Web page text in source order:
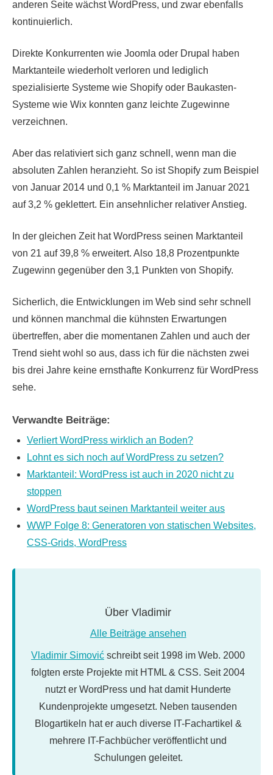
anderen Seite wächst WordPress, und zwar ebenfalls
kontinuierlich.
Direkte Konkurrenten wie Joomla oder Drupal haben
Marktanteile wiederholt verloren und lediglich
spezialisierte Systeme wie Shopify oder Baukasten-
Systeme wie Wix konnten ganz leichte Zugewinne
verzeichnen.
Aber das relativiert sich ganz schnell, wenn man die
absoluten Zahlen heranzieht. So ist Shopify zum Beispiel
von Januar 2014 und 0,1 % Marktanteil im Januar 2021
auf 3,2 % geklettert. Ein ansehnlicher relativer Anstieg.
In der gleichen Zeit hat WordPress seinen Marktanteil
von 21 auf 39,8 % erweitert. Also 18,8 Prozentpunkte
Zugewinn gegenüber den 3,1 Punkten von Shopify.
Sicherlich, die Entwicklungen im Web sind sehr schnell
und können manchmal die kühnsten Erwartungen
übertreffen, aber die momentanen Zahlen und auch der
Trend sieht wohl so aus, dass ich für die nächsten zwei
bis drei Jahre keine ernsthafte Konkurrenz für WordPress
sehe.
Verwandte Beiträge:
Verliert WordPress wirklich an Boden?
Lohnt es sich noch auf WordPress zu setzen?
Marktanteil: WordPress ist auch in 2020 nicht zu
stoppen
WordPress baut seinen Marktanteil weiter aus
WWP Folge 8: Generatoren von statischen Websites,
CSS-Grids, WordPress
Über Vladimir
Alle Beiträge ansehen
Vladimir Simović schreibt seit 1998 im Web. 2000
folgten erste Projekte mit HTML & CSS. Seit 2004
nutzt er WordPress und hat damit Hunderte
Kundenprojekte umgesetzt. Neben tausenden
Blogartikeln hat er auch diverse IT-Fachartikel &
mehrere IT-Fachbücher veröffentlicht und
Schulungen geleitet.